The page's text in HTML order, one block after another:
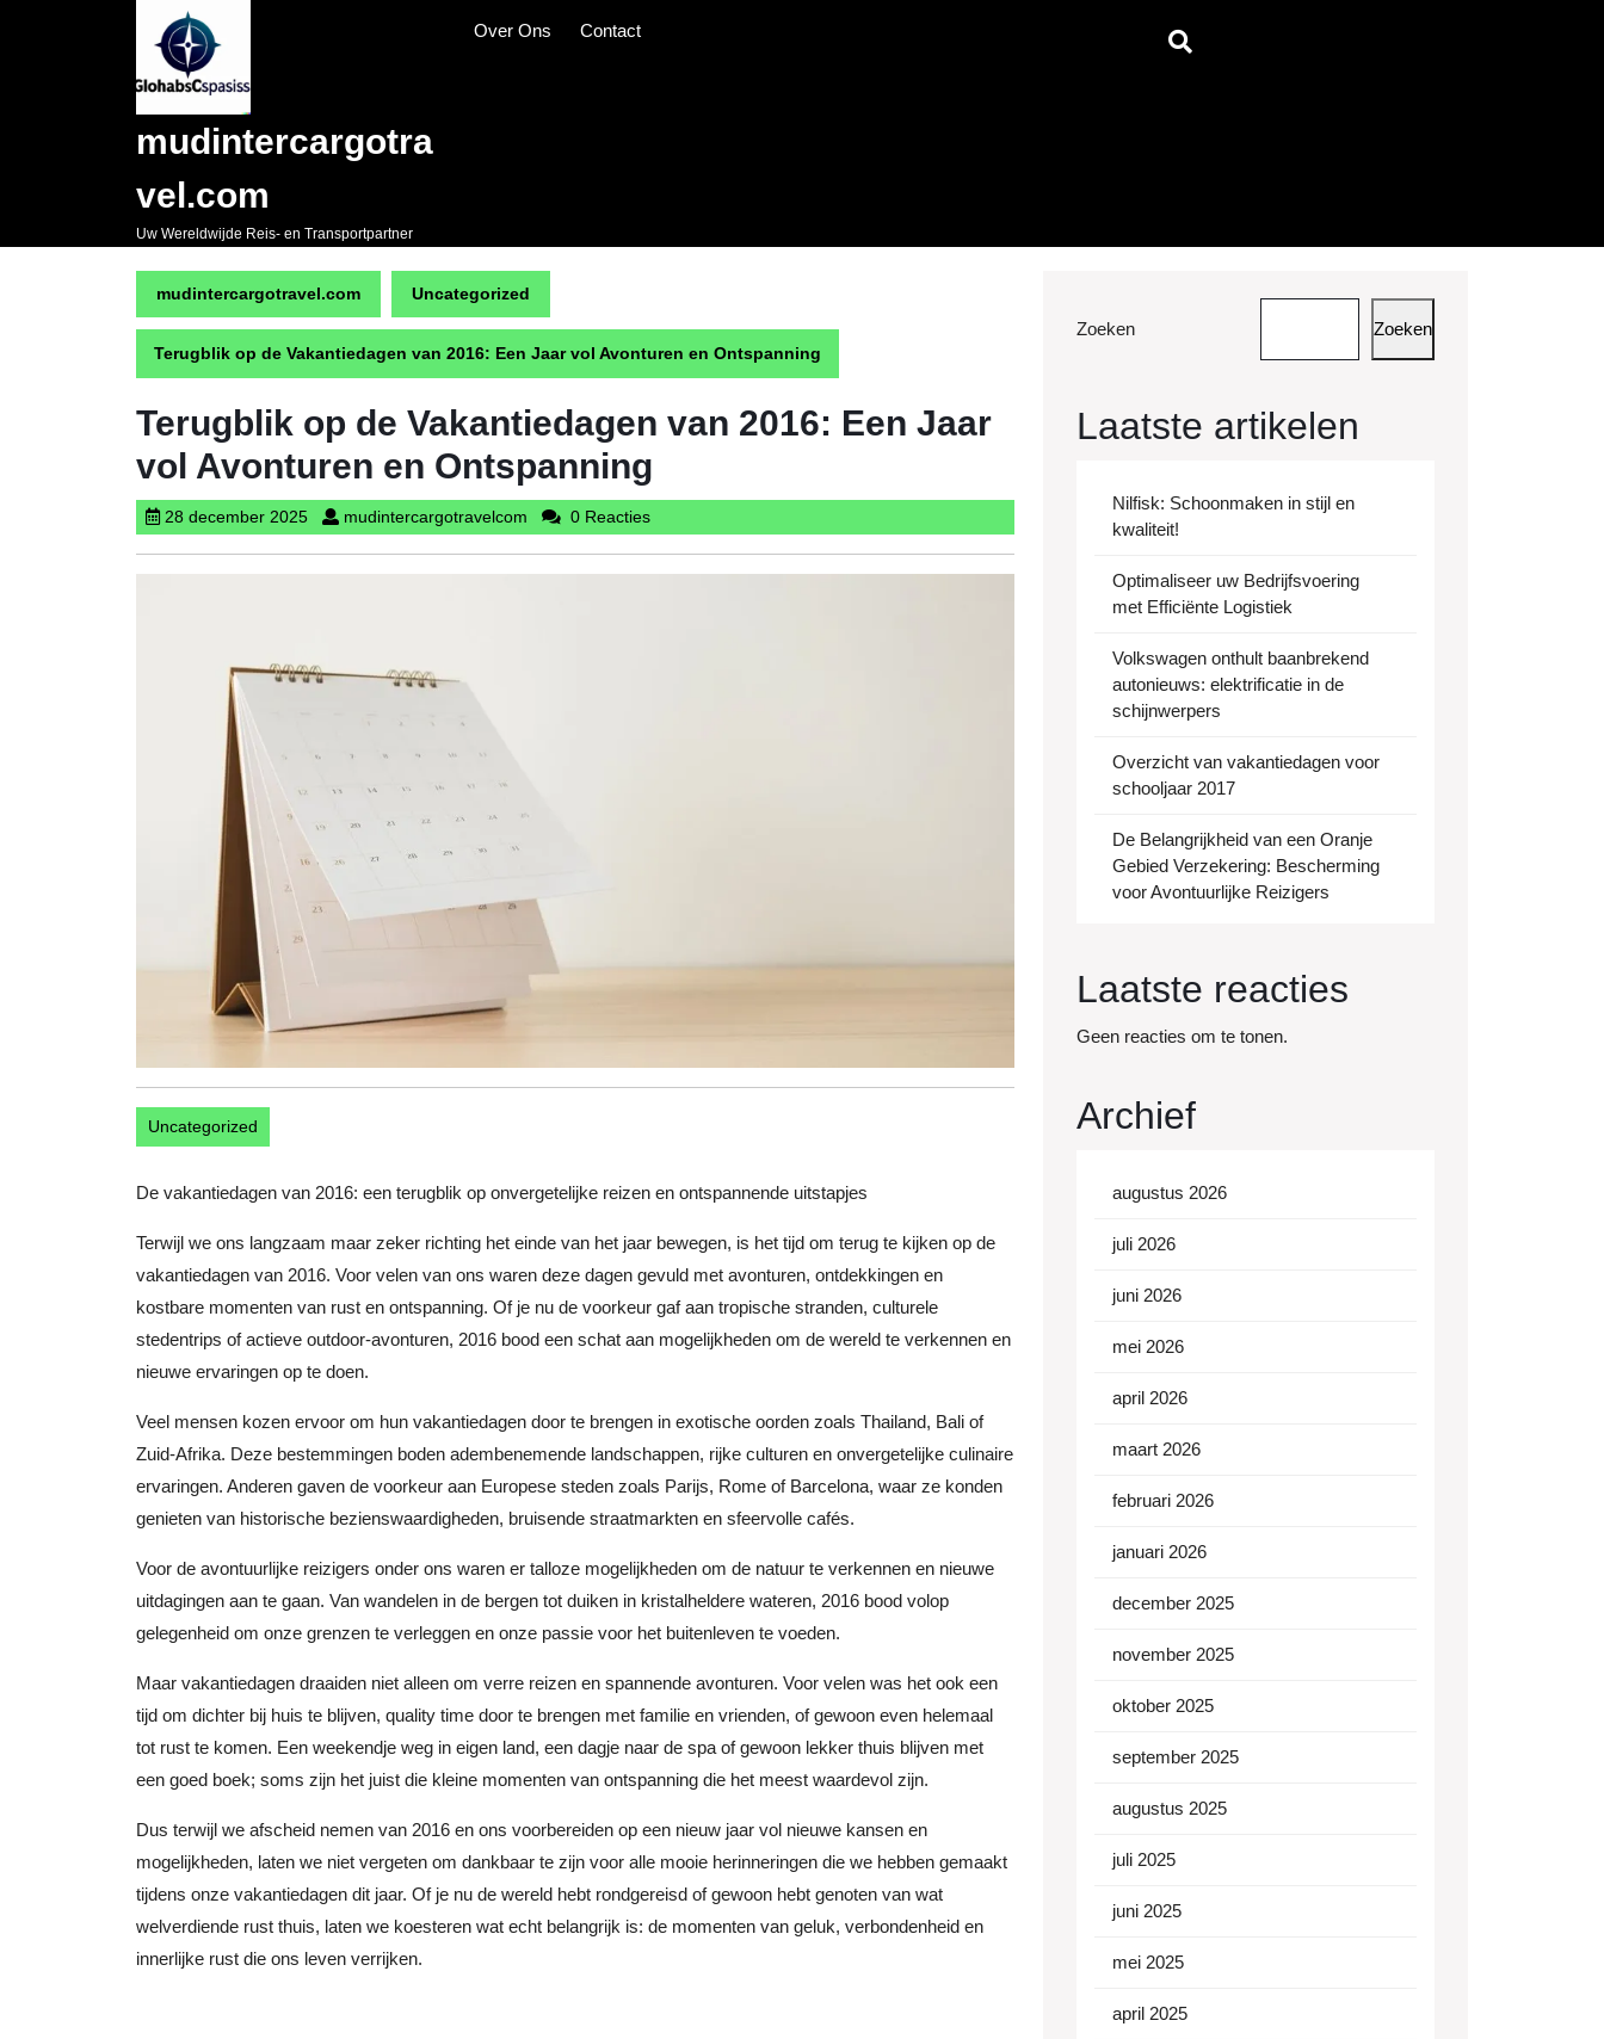
mudintercargotra
vel.com
Uw Wereldwijde Reis- en Transportpartner
Over Ons Contact
mudintercargotravel.com Uncategorized
Terugblik op de Vakantiedagen van 2016: Een Jaar vol Avonturen en Ontspanning
Terugblik op de Vakantiedagen van 2016: Een Jaar
vol Avonturen en Ontspanning
28 december 202528
december
mudintercargotravelcom mudintercargotravelcom
0 Reacties
Uncategorized
De vakantiedagen van 2016: een terugblik op onvergetelijke reizen en ontspannende uitstapjes
Terwijl we ons langzaam maar zeker richting het einde van het jaar bewegen, is het tijd om terug te kijken op de
vakantiedagen van 2016. Voor velen van ons waren deze dagen gevuld met avonturen, ontdekkingen en
kostbare momenten van rust en ontspanning. Of je nu de voorkeur gaf aan tropische stranden, culturele
stedentrips of actieve outdoor-avonturen, 2016 bood een schat aan mogelijkheden om de wereld te verkennen en
nieuwe ervaringen op te doen.
Veel mensen kozen ervoor om hun vakantiedagen door te brengen in exotische oorden zoals Thailand, Bali of
Zuid-Afrika. Deze bestemmingen boden adembenemende landschappen, rijke culturen en onvergetelijke culinaire
ervaringen. Anderen gaven de voorkeur aan Europese steden zoals Parijs, Rome of Barcelona, waar ze konden
genieten van historische bezienswaardigheden, bruisende straatmarkten en sfeervolle cafés.
Voor de avontuurlijke reizigers onder ons waren er talloze mogelijkheden om de natuur te verkennen en nieuwe
uitdagingen aan te gaan. Van wandelen in de bergen tot duiken in kristalheldere wateren, 2016 bood volop
gelegenheid om onze grenzen te verleggen en onze passie voor het buitenleven te voeden.
Maar vakantiedagen draaiden niet alleen om verre reizen en spannende avonturen. Voor velen was het ook een
tijd om dichter bij huis te blijven, quality time door te brengen met familie en vrienden, of gewoon even helemaal
tot rust te komen. Een weekendje weg in eigen land, een dagje naar de spa of gewoon lekker thuis blijven met
een goed boek; soms zijn het juist die kleine momenten van ontspanning die het meest waardevol zijn.
Dus terwijl we afscheid nemen van 2016 en ons voorbereiden op een nieuw jaar vol nieuwe kansen en
mogelijkheden, laten we niet vergeten om dankbaar te zijn voor alle mooie herinneringen die we hebben gemaakt
tijdens onze vakantiedagen dit jaar. Of je nu de wereld hebt rondgereisd of gewoon hebt genoten van wat
welverdiende rust thuis, laten we koesteren wat echt belangrijk is: de momenten van geluk, verbondenheid en
innerlijke rust die ons leven verrijken.
Zoeken Zoeken
Laatste artikelen
Nilfisk: Schoonmaken in stijl en
kwaliteit!
Optimaliseer uw Bedrijfsvoering
met Efficiënte Logistiek
Volkswagen onthult baanbrekend
autonieuws: elektrificatie in de
schijnwerpers
Overzicht van vakantiedagen voor
schooljaar 2017
De Belangrijkheid van een Oranje
Gebied Verzekering: Bescherming
voor Avontuurlijke Reizigers
Laatste reacties
Geen reacties om te tonen.
Archief
augustus 2026
juli 2026
juni 2026
mei 2026
april 2026
maart 2026
februari 2026
januari 2026
december 2025
november 2025
oktober 2025
september 2025
augustus 2025
juli 2025
juni 2025
mei 2025
april 2025